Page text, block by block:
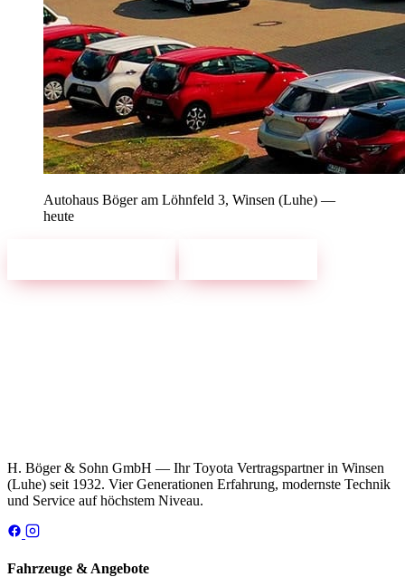
Autohaus Böger am Löhnfeld 3, Winsen (Luhe) —
heute
H. Böger & Sohn GmbH — Ihr Toyota Vertragspartner in Winsen
(Luhe) seit 1932. Vier Generationen Erfahrung, modernste Technik
und Service auf höchstem Niveau.
Fahrzeuge & Angebote